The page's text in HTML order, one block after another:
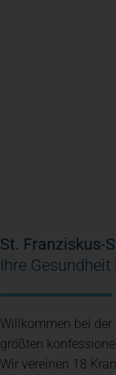
St. Franziskus-
Ihre
Willkommen bei
größten
Wir vereinen 18